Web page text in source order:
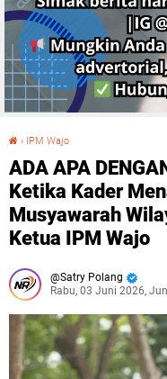
› IPM Wajo
ADA APA
Ketika Kader
Musyawarah
Ketua IPM Wajo
Satry Polang
Rabu, 03 Juni 2026,